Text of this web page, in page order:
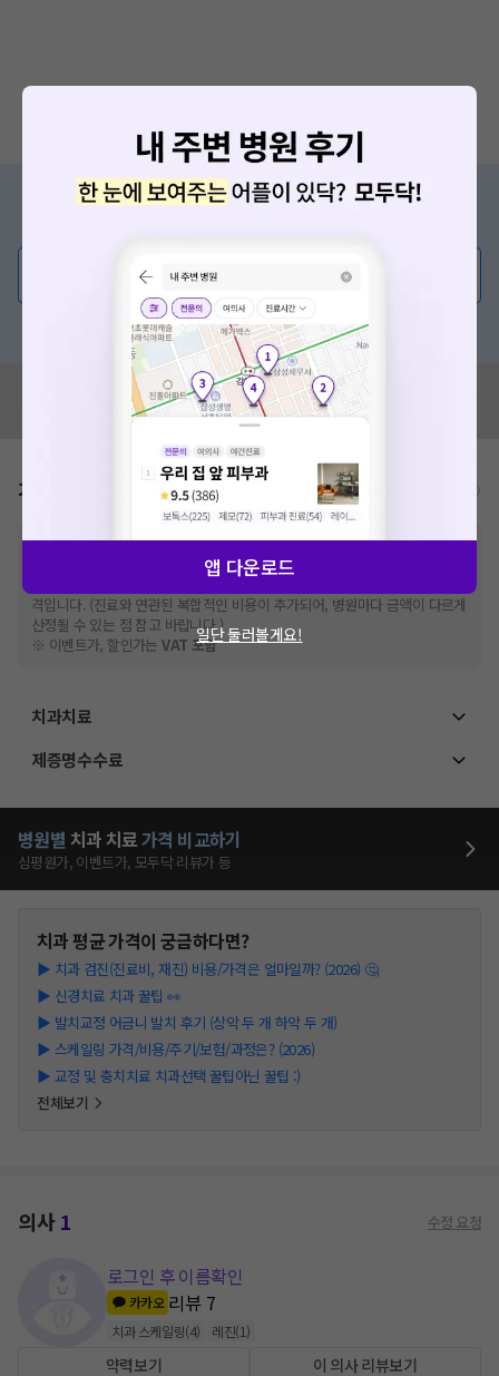
증상/치료, 궁금한 점이 있나요?
💬 무엇이든 물어보세요
혹은, 의료상담 서비스에 다양한 게시글 보러가기
혹시 잘못된 병원정보가 있나요?
모두닥 팀에 알려주세요!
가격표 비급여/급여 진료란?
※비급여 항목의 경우,추가비용 등으로 실제 가격과 상이할 수 있으니, 정확
한 가격은 해당 의료기관에 직접 문의해주세요.
건강보험심사평가원
격입니다. (진료와 연관된 복합적인 비용이 추가되어, 병원마다 금액이 다르게
산정될 수 있는 점 참고 바랍니다.)
※ 이벤트가, 할인가는VAT 포함
치과치료
제증명수수료
병원별 치과 치료가격 비교하기
심평원가, 이벤트가, 모두닥 리뷰가 등
치과평균 가격이 궁금하다면?
▶ 치과 검진(진료비, 재진) 비용/가격은 얼마일까? (2026) 🤔
▶ 신경치료 치과 꿀팁 👀
▶ 발치교정 어금니 발치 후기 (상악 두 개 하악 두 개)
▶ 스케일링 가격/비용/주기/보험/과정은? (2026)
▶ 교정 및 충치치료 치과선택 꿀팁아닌 꿀팁 :)
전체보기
의사1 수정 요청
로그인 후 이름확인
카카오 리뷰 7
치과 스케일링(4) 레진(1)
약력보기 이 의사 리뷰보기
앱 다운로드
일단 둘러볼게요!